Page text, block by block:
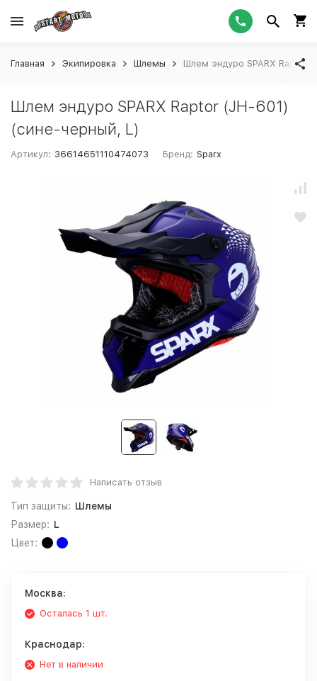
Главная Экипировка Шлемы Шлем эндуро SPARX Raptor
Шлем эндуро SPARX Raptor (JH-601)
(сине-черный, L)
Артикул: 36614651110474073 Бренд: Sparx
Написать отзыв
Тип защиты: Шлемы
Размер: L
Цвет:
Москва:
Осталась 1 шт.
Краснодар:
Нет в наличии